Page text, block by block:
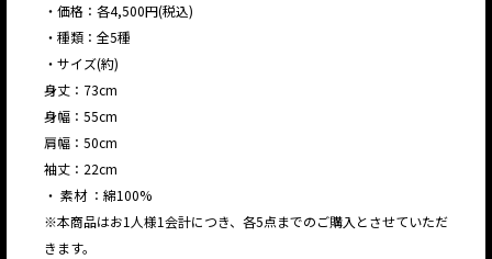
・価格：各4,500円(税込)
・種類：全5種
・サイズ(約)
身丈：73cm
身幅：55cm
肩幅：50cm
袖丈：22cm
・ 素材 ：綿100%
※本商品はお1人様1会計につき、各5点までのご購入とさせていただ
きます。